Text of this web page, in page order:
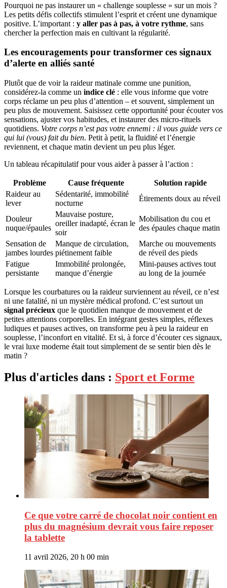
Pourquoi ne pas instaurer un « challenge souplesse » sur un mois ?
Les petits défis collectifs stimulent l’esprit et créent une dynamique
positive. L’important : y aller pas à pas, à votre rythme, sans
chercher la perfection mais en cultivant la régularité.
Les encouragements pour transformer ces signaux
d’alerte en alliés santé
Plutôt que de voir la raideur matinale comme une punition,
considérez-la comme un indice clé : elle vous informe que votre
corps réclame un peu plus d’attention – et souvent, simplement un
peu plus de mouvement. Saisissez cette opportunité pour écouter vos
sensations, ajuster vos habitudes, et instaurer des micro-rituels
quotidiens. Votre corps n’est pas votre ennemi : il vous guide vers ce
qui lui (vous) fait du bien. Petit à petit, la fluidité et l’énergie
reviennent, et chaque matin devient un peu plus léger.
Un tableau récapitulatif pour vous aider à passer à l’action :
Problème Cause fréquente
Solution rapide
Raideur au
lever
Sédentarité, immobilité
nocturne
Étirements doux au réveil
Douleur
nuque/épaules
Mauvaise posture,
oreiller inadapté, écran le
soir
Mobilisation du cou et
des épaules chaque matin
Sensation de
jambes lourdes
Manque de circulation,
piétinement faible
Marche ou mouvements
de réveil des pieds
Fatigue
persistante
Immobilité prolongée,
manque d’énergie
Mini-pauses actives tout
au long de la journée
Lorsque les courbatures ou la raideur surviennent au réveil, ce n’est
ni une fatalité, ni un mystère médical profond. C’est surtout un
signal précieux que le quotidien manque de mouvement et de
petites attentions corporelles. En intégrant gestes simples, réflexes
ludiques et pauses actives, on transforme peu à peu la raideur en
souplesse, l’inconfort en vitalité. Et si, à force d’écouter ces signaux,
le vrai luxe moderne était tout simplement de se sentir bien dès le
matin ?
Plus d'articles dans : Sport et Forme
Ce que votre carré de chocolat noir contient en
plus du magnésium devrait vous faire reposer
la tablette
11 avril 2026, 20 h 00 min